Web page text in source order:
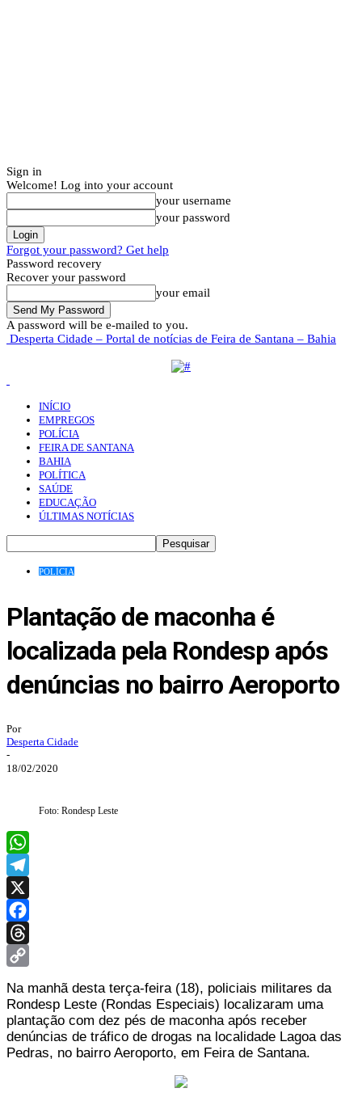
Sign in
Welcome! Log into your account
your username
your password
Forgot your password? Get help
Password recovery
Recover your password
your email
A password will be e-mailed to you.
Desperta Cidade – Portal de notícias de Feira de Santana – Bahia
INÍCIO
EMPREGOS
POLÍCIA
FEIRA DE SANTANA
BAHIA
POLÍTICA
SAÚDE
EDUCAÇÃO
ÚLTIMAS NOTÍCIAS
POLÍCIA
Plantação de maconha é
localizada pela Rondesp após
denúncias no bairro Aeroporto
Por
Desperta Cidade
-
18/02/2020
Foto: Rondesp Leste
WhatsApp
Telegram
X
Facebook
Threads
Link
Na manhã desta terça-feira (18), policiais militares da
Rondesp Leste (Rondas Especiais) localizaram uma
plantação com dez pés de maconha após receber
denúncias de tráfico de drogas na localidade Lagoa das
Pedras, no bairro Aeroporto, em Feira de Santana.